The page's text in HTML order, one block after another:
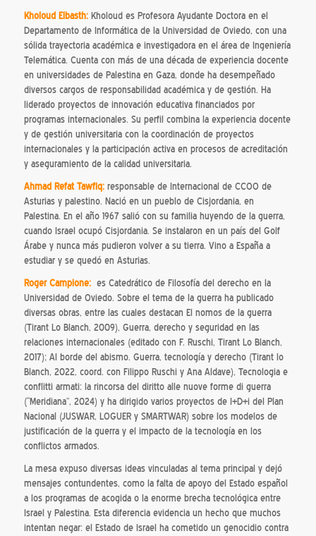
Kholoud Elbasth: Kholoud es Profesora Ayudante Doctora en el
Departamento de Informática de la Universidad de Oviedo, con una
sólida trayectoria académica e investigadora en el área de Ingeniería
Telemática. Cuenta con más de una década de experiencia docente
en universidades de Palestina en Gaza, donde ha desempeñado
diversos cargos de responsabilidad académica y de gestión. Ha
liderado proyectos de innovación educativa financiados por
programas internacionales. Su perfil combina la experiencia docente
y de gestión universitaria con la coordinación de proyectos
internacionales y la participación activa en procesos de acreditación
y aseguramiento de la calidad universitaria.
Ahmad Refat Tawfiq:responsable de Internacional de CCOO de
Asturias y palestino. Nació en un pueblo de Cisjordania, en
Palestina. En el año 1967 salió con su familia huyendo de la guerra,
cuando Israel ocupó Cisjordania. Se instalaron en un país del Golf
Árabe y nunca más pudieron volver a su tierra. Vino a España a
estudiar y se quedó en Asturias.
Roger Campione: es Catedrático de Filosofía del derecho en la
Universidad de Oviedo. Sobre el tema de la guerra ha publicado
diversas obras, entre las cuales destacan El nomos de la guerra
(Tirant Lo Blanch, 2009), Guerra, derecho y seguridad en las
relaciones internacionales (editado con F. Ruschi, Tirant Lo Blanch,
2017); Al borde del abismo. Guerra, tecnología y derecho (Tirant lo
Blanch, 2022, coord. con Filippo Ruschi y Ana Aldave), Tecnologia e
conflitti armati: la rincorsa del diritto alle nuove forme di guerra
(“Meridiana”, 2024) y ha dirigido varios proyectos de I+D+i del Plan
Nacional (JUSWAR, LOGUER y SMARTWAR) sobre los modelos de
justificación de la guerra y el impacto de la tecnología en los
conflictos armados.
La mesa expuso diversas ideas vinculadas al tema principal y dejó
mensajes contundentes, como la falta de apoyo del Estado español
a los programas de acogida o la enorme brecha tecnológica entre
Israel y Palestina. Esta diferencia evidencia un hecho que muchos
intentan negar: el Estado de Israel ha cometido un genocidio contra